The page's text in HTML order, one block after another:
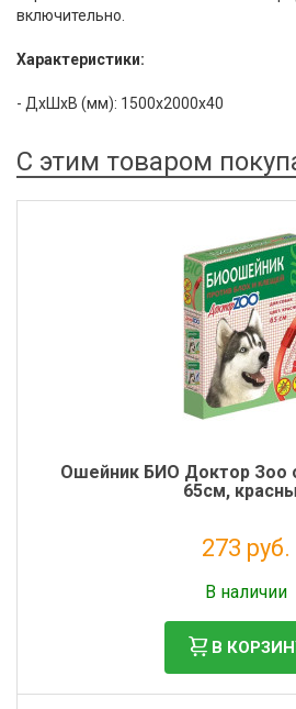
включительно.
Характеристики:
- ДхШхВ (мм): 1500x2000x40
С этим товаром
Ошейник БИО Доктор Зоо
65см,
273 руб.
В наличии
В